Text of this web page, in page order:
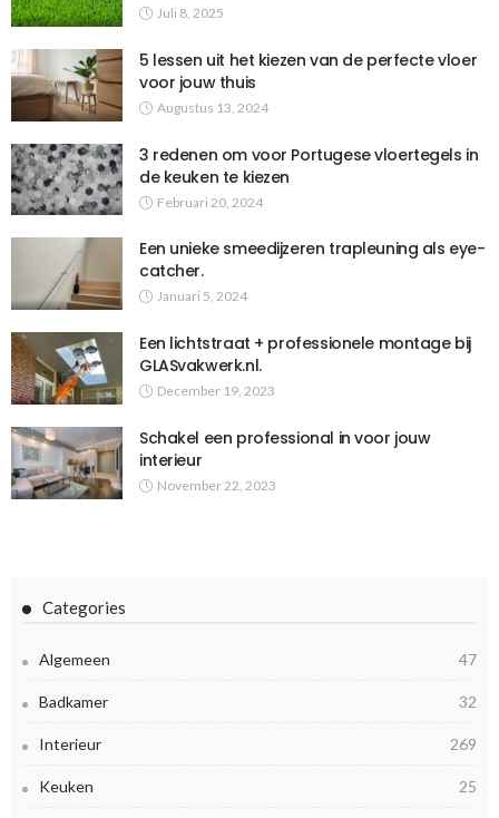
Juli 8, 2025
5 lessen uit het kiezen van de perfecte vloer
voor jouw thuis
Augustus 13, 2024
3 redenen om voor Portugese vloertegels in
de keuken te kiezen
Februari 20, 2024
Een unieke smeedijzeren trapleuning als eye-
catcher.
Januari 5, 2024
Een lichtstraat + professionele montage bij
GLASvakwerk.nl.
December 19, 2023
Schakel een professional in voor jouw
interieur
November 22, 2023
Categories
Algemeen 47
Badkamer 32
Interieur 269
Keuken 25